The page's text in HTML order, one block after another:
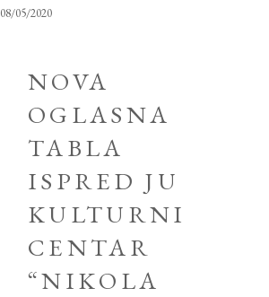
08/05/2020
NOVA
OGLASNA
TABLA
ISPRED JU
KULTURNI
CENTAR
“NIKOLA